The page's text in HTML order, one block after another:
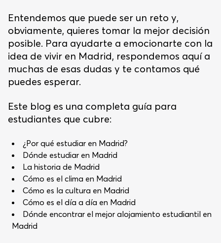
Entendemos que puede ser un reto y,
obviamente, quieres tomar la mejor decisión
posible. Para ayudarte a emocionarte con la
idea de vivir en Madrid, respondemos aquí a
muchas de esas dudas y te contamos qué
puedes esperar.
Este blog es una completa guía para
estudiantes que cubre:
¿Por qué estudiar en Madrid?
Dónde estudiar en Madrid
La historia de Madrid
Cómo es el clima en Madrid
Cómo es la cultura en Madrid
Cómo es el día a día en Madrid
Dónde encontrar el mejor alojamiento estudiantil en
Madrid